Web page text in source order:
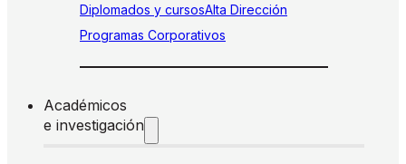
Diplomados y cursosAlta Dirección
Programas Corporativos
Académicos
e investigación